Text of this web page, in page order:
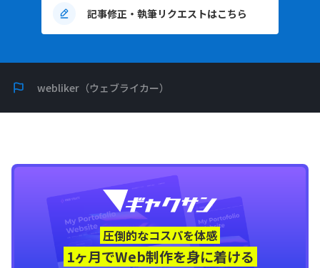
記事修正・執筆リクエストはこちら
webliker（ウェブライカー）
圧倒的なコスパを体感
1ヶ月でWeb制作を身に着ける